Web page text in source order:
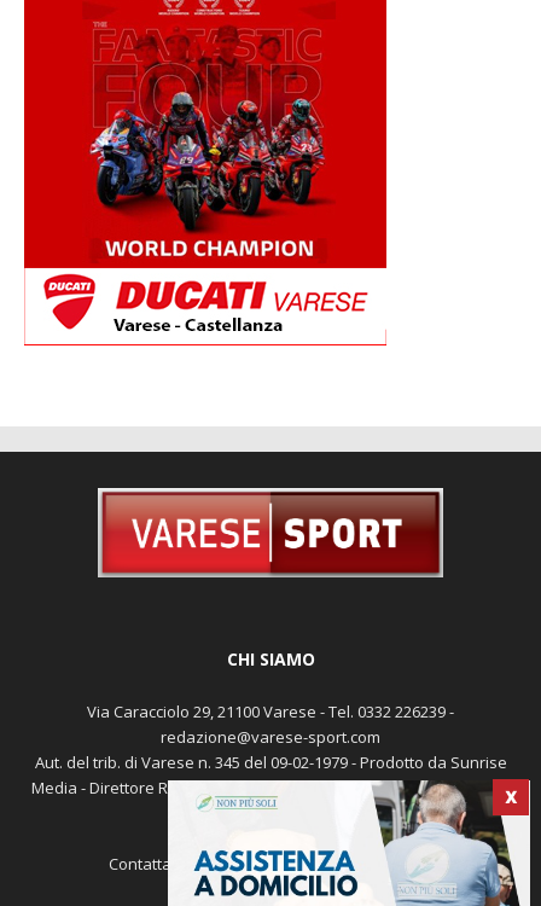
X
CHI SIAMO
Via Caracciolo 29, 21100 Varese - Tel. 0332 226239 -
redazione@varese-sport.com
Aut. del trib. di Varese n. 345 del 09-02-1979 - Prodotto da Sunrise
Media - Direttore Responsabile: Michele Marocco -Cookie policy
Pubblicità
Contattaci: redazione@varese-sport.com